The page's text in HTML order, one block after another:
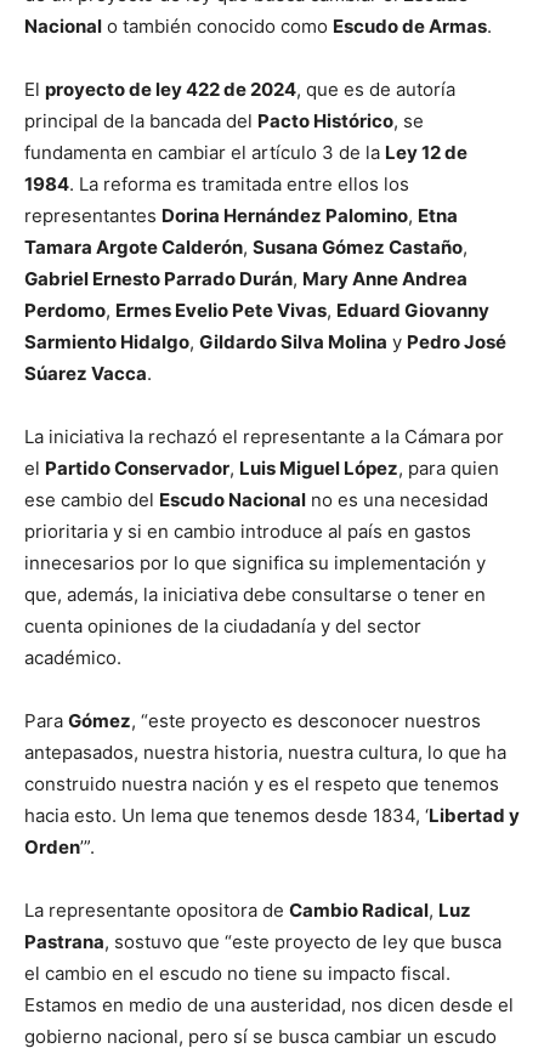
Nacional o también conocido como Escudo de Armas.
El proyecto de ley 422 de 2024, que es de autoría
principal de la bancada del Pacto Histórico, se
fundamenta en cambiar el artículo 3 de la Ley 12 de
1984. La reforma es tramitada entre ellos los
representantes Dorina Hernández Palomino, Etna
Tamara Argote Calderón, Susana Gómez Castaño,
Gabriel Ernesto Parrado Durán, Mary Anne Andrea
Perdomo, Ermes Evelio Pete Vivas, Eduard Giovanny
Sarmiento Hidalgo, Gildardo Silva Molina y Pedro José
Súarez Vacca.
La iniciativa la rechazó el representante a la Cámara por
el Partido Conservador, Luis Miguel López, para quien
ese cambio del Escudo Nacional no es una necesidad
prioritaria y si en cambio introduce al país en gastos
innecesarios por lo que significa su implementación y
que, además, la iniciativa debe consultarse o tener en
cuenta opiniones de la ciudadanía y del sector
académico.
Para Gómez, “este proyecto es desconocer nuestros
antepasados, nuestra historia, nuestra cultura, lo que ha
construido nuestra nación y es el respeto que tenemos
hacia esto. Un lema que tenemos desde 1834, ‘Libertad y
Orden’”.
La representante opositora de Cambio Radical, Luz
Pastrana, sostuvo que “este proyecto de ley que busca
el cambio en el escudo no tiene su impacto fiscal.
Estamos en medio de una austeridad, nos dicen desde el
gobierno nacional, pero sí se busca cambiar un escudo